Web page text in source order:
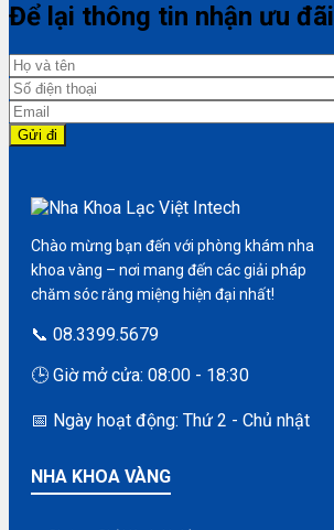
Để lại thông tin nhận ưu đãi
Chào mừng bạn đến với phòng khám nha
khoa vàng – nơi mang đến các giải pháp
chăm sóc răng miệng hiện đại nhất!
📞 08.3399.5679
🕒 Giờ mở cửa: 08:00 - 18:30
📅 Ngày hoạt động: Thứ 2 - Chủ nhật
NHA KHOA VÀNG